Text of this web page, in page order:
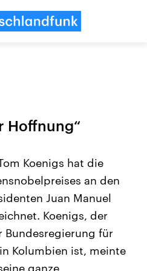
aus
USA
Aktuelle Beiträge,
Hintergründe
Wirtschaftlich und
gehören die Vereinigten
den mächtigsten Ländern
mit großem Einfluss auf
Hoffnung“
Koenigs hat die
an den
Juan Manuel
Koenigs, der
Bundesregierung für
Kolumbien ist, meinte
ganze